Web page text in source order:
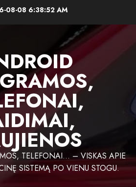
08-08 6:38:53 AM
TELEFONAI… – VISKAS APIE
SISTEMĄ PO VIENU STOGU.